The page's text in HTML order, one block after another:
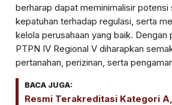
berharap dapat meminimalisir
kepatuhan terhadap regulasi, serta
kelola perusahaan yang baik. Dengan
PTPN IV Regional V diharapkan
pertanahan, perizinan, serta
BACA JUGA:
Resmi Terakreditasi Kategori